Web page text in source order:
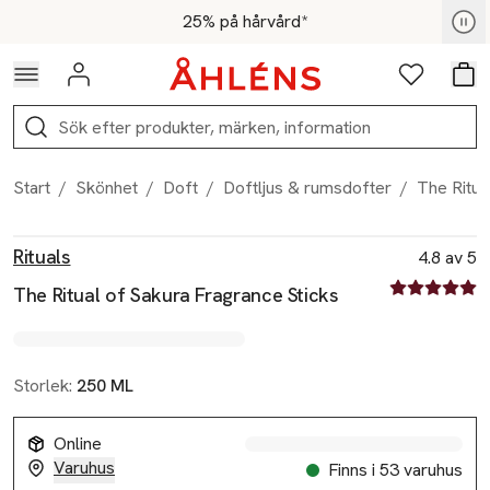
Hoppa till navigationsmenyn25% på hårvård*
För medlemmar - Shoppa nu
Logga in Favoriter
Sök
Start / Skönhet / Doft / Doftljus & rumsdofter / The
Rituals
The Ritual of Sakura Fragrance Sticks
4.8 av 5
4.8 av fem
Storlek: 250 ML
Online
Varuhus
Finns i 53 varuhus